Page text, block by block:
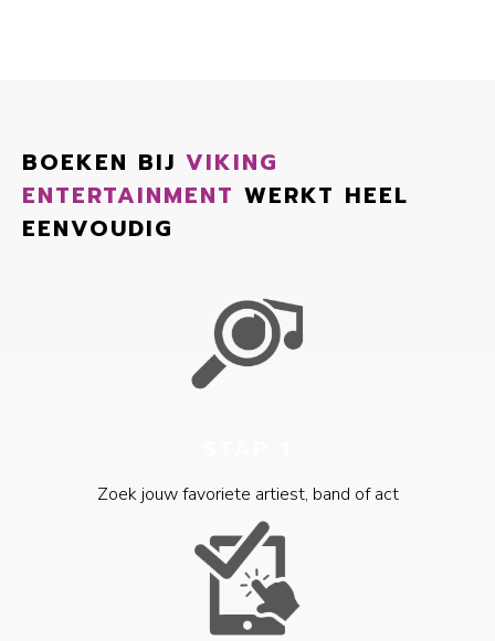
BOEKEN BIJ VIKING
ENTERTAINMENT WERKT HEEL
EENVOUDIG
Zoek jouw favoriete artiest, band of act